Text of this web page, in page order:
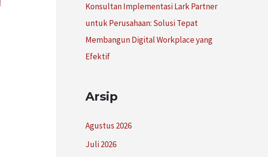
Konsultan Implementasi Lark Partner
untuk Perusahaan: Solusi Tepat
Membangun Digital Workplace yang
Efektif
Arsip
Agustus 2026
Juli 2026